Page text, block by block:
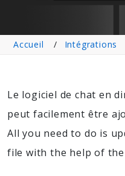
Accueil Intégrations
Le logiciel de chat en
peut facilement être
All you need to do is
file with the help of